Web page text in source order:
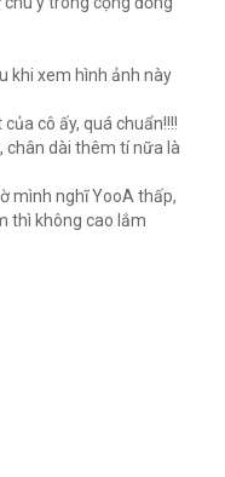
khi xem hình ảnh này
cô ấy, quá chuẩn!!!!
chân dài thêm tí nữa là
mình nghĩ YooA thấp,
thì không cao lắm